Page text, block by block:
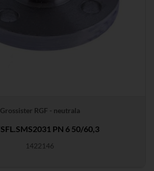
Grossister RGF - neutrala
PN 6 50/60,3
1422146